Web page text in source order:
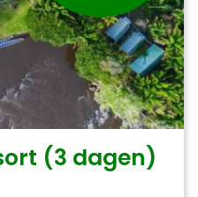
(3 dagen)